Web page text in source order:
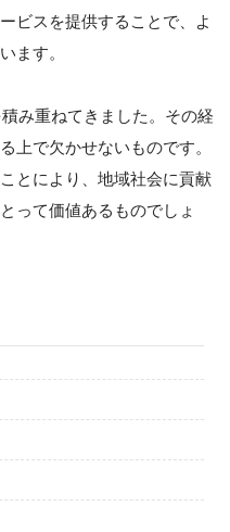
ビスを提供することで、よ
ます。
み重ねてきました。その経
上で欠かせないものです。
とにより、地域社会に貢献
って価値あるものでしょ